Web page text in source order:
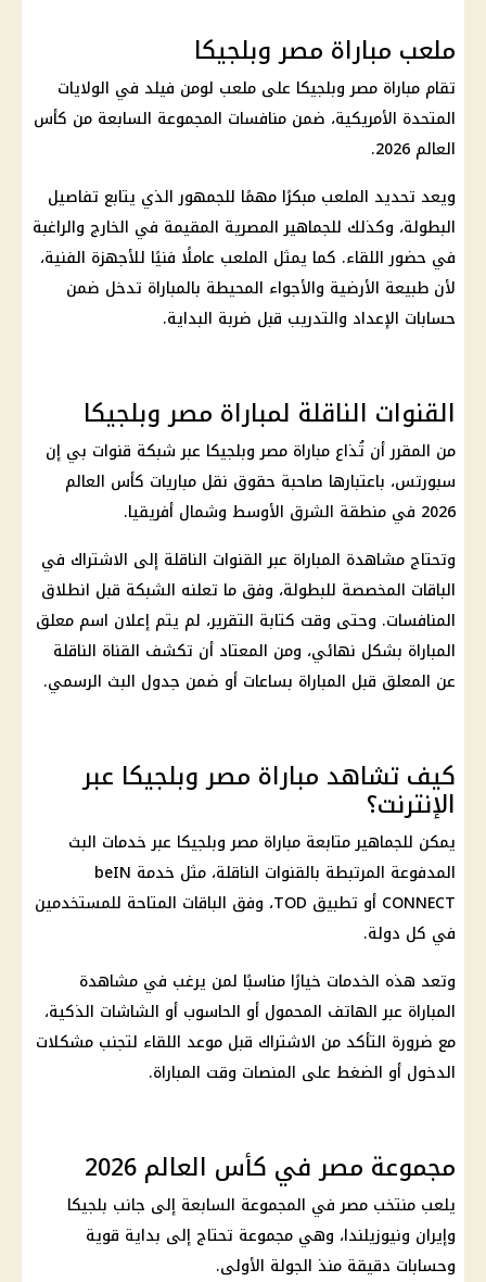
ملعب مباراة مصر وبلجيكا
تقام مباراة مصر وبلجيكا على ملعب لومن فيلد في الولايات
المتحدة الأمريكية، ضمن منافسات المجموعة السابعة من كأس
العالم 2026.
ويعد تحديد الملعب مبكرًا مهمًا للجمهور الذي يتابع تفاصيل
البطولة، وكذلك للجماهير المصرية المقيمة في الخارج والراغبة
في حضور اللقاء. كما يمثل الملعب عاملًا فنيًا للأجهزة الفنية،
لأن طبيعة الأرضية والأجواء المحيطة بالمباراة تدخل ضمن
حسابات الإعداد والتدريب قبل ضربة البداية.
القنوات الناقلة لمباراة مصر وبلجيكا
من المقرر أن تُذاع مباراة مصر وبلجيكا عبر شبكة قنوات بي إن
سبورتس، باعتبارها صاحبة حقوق نقل مباريات كأس العالم
2026 في منطقة الشرق الأوسط وشمال أفريقيا.
وتحتاج مشاهدة المباراة عبر القنوات الناقلة إلى الاشتراك في
الباقات المخصصة للبطولة، وفق ما تعلنه الشبكة قبل انطلاق
المنافسات. وحتى وقت كتابة التقرير، لم يتم إعلان اسم معلق
المباراة بشكل نهائي، ومن المعتاد أن تكشف القناة الناقلة
عن المعلق قبل المباراة بساعات أو ضمن جدول البث الرسمي.
كيف تشاهد مباراة مصر وبلجيكا عبر
الإنترنت؟
يمكن للجماهير متابعة مباراة مصر وبلجيكا عبر خدمات البث
المدفوعة المرتبطة بالقنوات الناقلة، مثل خدمة beIN
CONNECT أو تطبيق TOD، وفق الباقات المتاحة للمستخدمين
في كل دولة.
وتعد هذه الخدمات خيارًا مناسبًا لمن يرغب في مشاهدة
المباراة عبر الهاتف المحمول أو الحاسوب أو الشاشات الذكية،
مع ضرورة التأكد من الاشتراك قبل موعد اللقاء لتجنب مشكلات
الدخول أو الضغط على المنصات وقت المباراة.
مجموعة مصر في كأس العالم 2026
يلعب منتخب مصر في المجموعة السابعة إلى جانب بلجيكا
وإيران ونيوزيلندا، وهي مجموعة تحتاج إلى بداية قوية
وحسابات دقيقة منذ الجولة الأولى.